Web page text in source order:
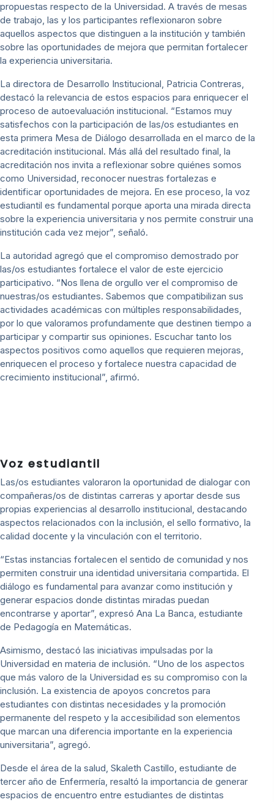
propuestas respecto de la Universidad. A través de mesas
de trabajo, las y los participantes reflexionaron sobre
aquellos aspectos que distinguen a la institución y también
sobre las oportunidades de mejora que permitan fortalecer
la experiencia universitaria.
La directora de Desarrollo Institucional, Patricia Contreras,
destacó la relevancia de estos espacios para enriquecer el
proceso de autoevaluación institucional. “Estamos muy
satisfechos con la participación de las/os estudiantes en
esta primera Mesa de Diálogo desarrollada en el marco de la
acreditación institucional. Más allá del resultado final, la
acreditación nos invita a reflexionar sobre quiénes somos
como Universidad, reconocer nuestras fortalezas e
identificar oportunidades de mejora. En ese proceso, la voz
estudiantil es fundamental porque aporta una mirada directa
sobre la experiencia universitaria y nos permite construir una
institución cada vez mejor”, señaló.
La autoridad agregó que el compromiso demostrado por
las/os estudiantes fortalece el valor de este ejercicio
participativo. “Nos llena de orgullo ver el compromiso de
nuestras/os estudiantes. Sabemos que compatibilizan sus
actividades académicas con múltiples responsabilidades,
por lo que valoramos profundamente que destinen tiempo a
participar y compartir sus opiniones. Escuchar tanto los
aspectos positivos como aquellos que requieren mejoras,
enriquecen el proceso y fortalece nuestra capacidad de
crecimiento institucional”, afirmó.
Voz estudiantil
Las/os estudiantes valoraron la oportunidad de dialogar con
compañeras/os de distintas carreras y aportar desde sus
propias experiencias al desarrollo institucional, destacando
aspectos relacionados con la inclusión, el sello formativo, la
calidad docente y la vinculación con el territorio.
“Estas instancias fortalecen el sentido de comunidad y nos
permiten construir una identidad universitaria compartida. El
diálogo es fundamental para avanzar como institución y
generar espacios donde distintas miradas puedan
encontrarse y aportar”, expresó Ana La Banca, estudiante
de Pedagogía en Matemáticas.
Asimismo, destacó las iniciativas impulsadas por la
Universidad en materia de inclusión. “Uno de los aspectos
que más valoro de la Universidad es su compromiso con la
inclusión. La existencia de apoyos concretos para
estudiantes con distintas necesidades y la promoción
permanente del respeto y la accesibilidad son elementos
que marcan una diferencia importante en la experiencia
universitaria”, agregó.
Desde el área de la salud, Skaleth Castillo, estudiante de
tercer año de Enfermería, resaltó la importancia de generar
espacios de encuentro entre estudiantes de distintas